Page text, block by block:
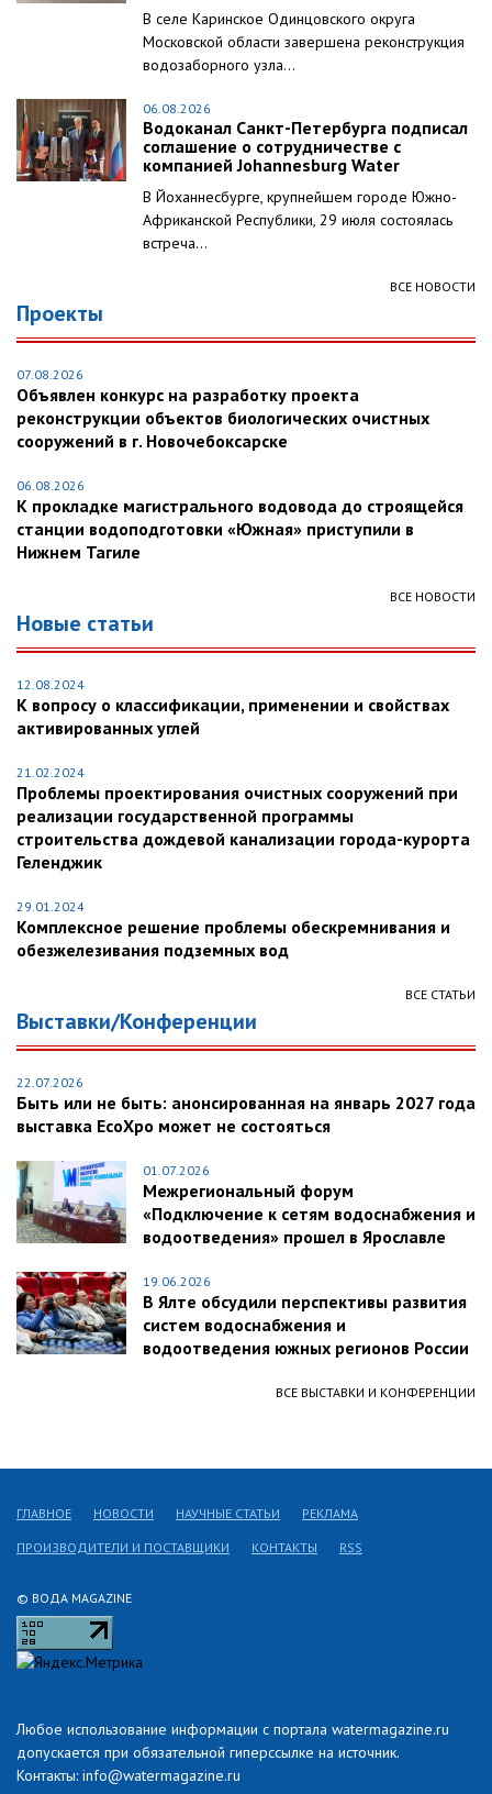
В селе Каринское Одинцовского округа
Московской области завершена реконструкция
водозаборного узла...
06.08.2026
Водоканал Санкт-Петербурга подписал
соглашение о сотрудничестве с
компанией Johannesburg Water
В Йоханнесбурге, крупнейшем городе Южно-
Африканской Республики, 29 июля состоялась
встреча...
ВСЕ НОВОСТИ
Проекты
07.08.2026
Объявлен конкурс на разработку проекта
реконструкции объектов биологических очистных
сооружений в г. Новочебоксарске
06.08.2026
К прокладке магистрального водовода до строящейся
станции водоподготовки «Южная» приступили в
Нижнем Тагиле
ВСЕ НОВОСТИ
Новые статьи
12.08.2024
К вопросу о классификации, применении и свойствах
активированных углей
21.02.2024
Проблемы проектирования очистных сооружений при
реализации государственной программы
строительства дождевой канализации города-курорта
Геленджик
29.01.2024
Комплексное решение проблемы обескремнивания и
обезжелезивания подземных вод
ВСЕ СТАТЬИ
Выставки/Конференции
22.07.2026
Быть или не быть: анонсированная на январь 2027 года
выставка EcoXpo может не состояться
01.07.2026
Межрегиональный форум
«Подключение к сетям водоснабжения и
водоотведения» прошел в Ярославле
19.06.2026
В Ялте обсудили перспективы развития
систем водоснабжения и
водоотведения южных регионов России
ВСЕ ВЫСТАВКИ И КОНФЕРЕНЦИИ
© ВОДА MAGAZINE
Любое использование информации с портала watermagazine.ru
допускается при обязательной гиперссылке на источник.
Контакты: info@watermagazine.ru
ГЛАВНОЕ НОВОСТИ НАУЧНЫЕ СТАТЬИ РЕКЛАМА
ПРОИЗВОДИТЕЛИ И ПОСТАВЩИКИ КОНТАКТЫ RSS